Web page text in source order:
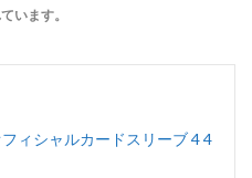
います。
ィシャルカードスリーブ 4 4